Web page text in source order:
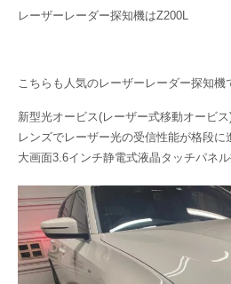
レーザーレーダー探知機はZ200L
こちらも人気のレーザーレーダー探知機
新型光オービス(レーザー式移動オービ
レンズでレーザー光の受信性能が格段に
大画面3.6インチ静電式液晶タッチパネ